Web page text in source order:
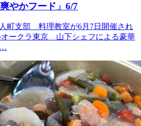
やかフード」6/7
町支部 料理教室が6月7日開催され
オークラ東京 山下シェフによる豪華
…